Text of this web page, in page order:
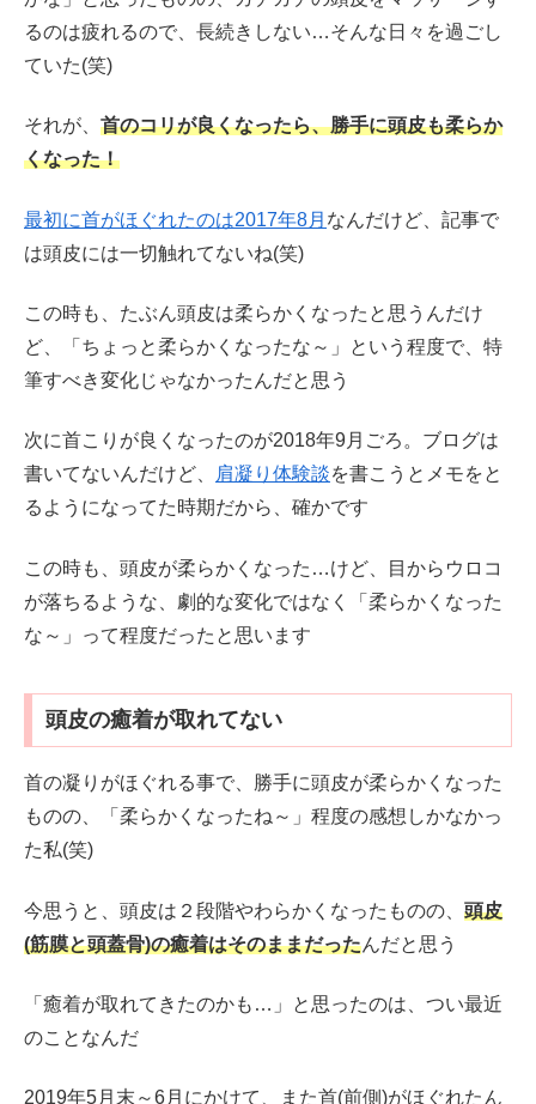
るのは疲れるので、長続きしない…そんな日々を過ごし
ていた(笑)
それが、 首のコリが良くなったら、勝手に頭皮も柔らか
くなった！
最初に首がほぐれたのは2017年8月 なんだけど、記事で
は頭皮には一切触れてないね(笑)
この時も、たぶん頭皮は柔らかくなったと思うんだけ
ど、「ちょっと柔らかくなったな～」という程度で、特
筆すべき変化じゃなかったんだと思う
次に首こりが良くなったのが2018年9月ごろ。ブログは
書いてないんだけど、 肩凝り体験談を書こうとメモをと
るようになってた時期だから、確かです
この時も、頭皮が柔らかくなった…けど、目からウロコ
が落ちるような、劇的な変化ではなく「柔らかくなった
な～」って程度だったと思います
頭皮の癒着が取れてない
首の凝りがほぐれる事で、勝手に頭皮が柔らかくなった
ものの、「柔らかくなったね～」程度の感想しかなかっ
た私(笑)
今思うと、頭皮は２段階やわらかくなったものの、 頭皮
(筋膜と頭蓋骨)の癒着はそのままだったんだと思う
「癒着が取れてきたのかも…」と思ったのは、つい最近
のことなんだ
2019年5月末～6月にかけて、また首(前側)がほぐれたん